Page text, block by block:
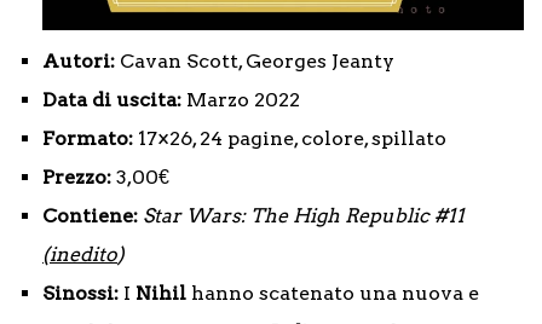
Autori: Cavan Scott, Georges Jeanty
Data di uscita: Marzo 2022
Formato: 17×26, 24 pagine, colore, spillato
Prezzo: 3,00€
Contiene: Star Wars: The High Republic #11
(inedito)
Sinossi: I Nihil hanno scatenato una nuova e